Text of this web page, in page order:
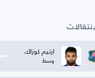
ارتيم كوزاك
وسط